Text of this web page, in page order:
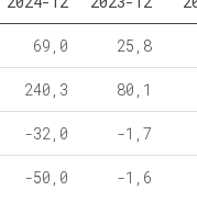
69,0 25,8
240,3 80,1
-32,0 -1,7
-50,0 -1,6